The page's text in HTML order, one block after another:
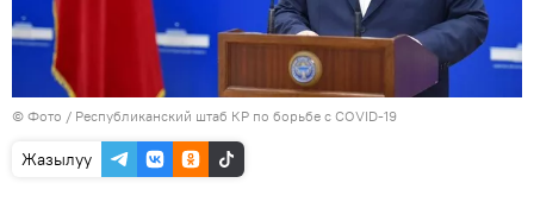
© Фото / Республиканский штаб КР по борьбе с COVID-19
Жазылуу